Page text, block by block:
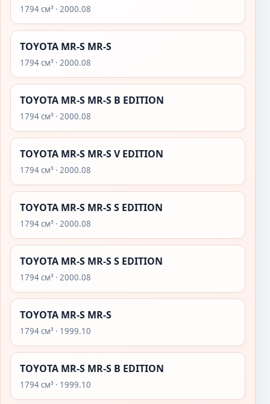
1794 см³ · 2000.08
TOYOTA MR-S MR-S
1794 см³ · 2000.08
TOYOTA MR-S MR-S B EDITION
1794 см³ · 2000.08
TOYOTA MR-S MR-S V EDITION
1794 см³ · 2000.08
TOYOTA MR-S MR-S S EDITION
1794 см³ · 2000.08
TOYOTA MR-S MR-S S EDITION
1794 см³ · 2000.08
TOYOTA MR-S MR-S
1794 см³ · 1999.10
TOYOTA MR-S MR-S B EDITION
1794 см³ · 1999.10